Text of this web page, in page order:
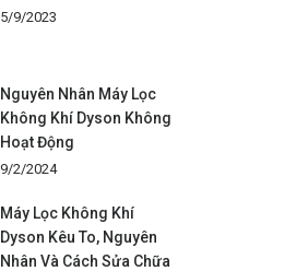
5/9/2023
Nguyên Nhân Máy Lọc
Không Khí Dyson Không
Hoạt Động
9/2/2024
Máy Lọc Không Khí
Dyson Kêu To, Nguyên
Nhân Và Cách Sửa Chữa